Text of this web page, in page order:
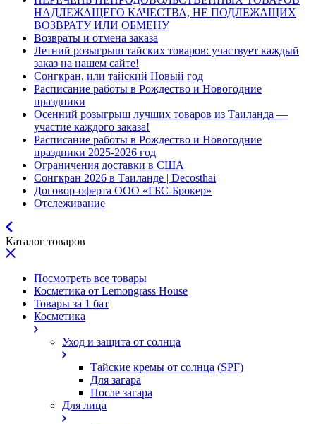
НАДЛЕЖАЩЕГО КАЧЕСТВА, НЕ ПОДЛЕЖАЩИХ
ВОЗВРАТУ ИЛИ ОБМЕНУ
Возвраты и отмена заказа
Летний розыгрыш тайских товаров: участвует каждый
заказ на нашем сайте!
Сонгкран, или тайский Новый год
Расписание работы в Рождество и Новогодние
праздники
Осенний розыгрыш лучших товаров из Таиланда —
участие каждого заказа!
Расписание работы в Рождество и Новогодние
праздники 2025-2026 год
Ограничения доставки в США
Сонгкран 2026 в Таиланде | Decosthai
Договор-оферта ООО «ГБС-Брокер»
Отслеживание
Каталог товаров
Посмотреть все товары
Косметика от Lemongrass House
Товары за 1 бат
Косметика
Уход и защита от солнца
Тайские кремы от солнца (SPF)
Для загара
После загара
Для лица